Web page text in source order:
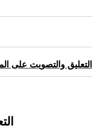
التعليق والتصويت على